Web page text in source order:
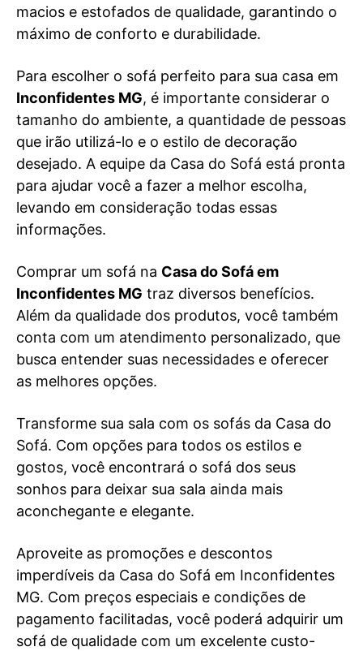
macios e estofados de qualidade, garantindo o
máximo de conforto e durabilidade.
Para escolher o sofá perfeito para sua casa em
Inconfidentes MG, é importante considerar o
tamanho do ambiente, a quantidade de pessoas
que irão utilizá-lo e o estilo de decoração
desejado. A equipe da Casa do Sofá está pronta
para ajudar você a fazer a melhor escolha,
levando em consideração todas essas
informações.
Comprar um sofá na Casa do Sofá em
Inconfidentes MG traz diversos benefícios.
Além da qualidade dos produtos, você também
conta com um atendimento personalizado, que
busca entender suas necessidades e oferecer
as melhores opções.
Transforme sua sala com os sofás da Casa do
Sofá. Com opções para todos os estilos e
gostos, você encontrará o sofá dos seus
sonhos para deixar sua sala ainda mais
aconchegante e elegante.
Aproveite as promoções e descontos
imperdíveis da Casa do Sofá em Inconfidentes
MG. Com preços especiais e condições de
pagamento facilitadas, você poderá adquirir um
sofá de qualidade com um excelente custo-